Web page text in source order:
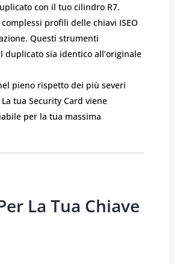
con il tuo cilindro R7.
profili delle chiavi ISEO
Questi strumenti
sia identico all’originale
pieno rispetto dei più severi
tua Security Card viene
per la tua massima
La Tua Chiave